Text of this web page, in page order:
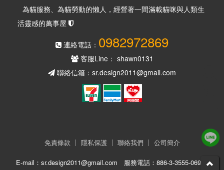
為貓服務、為貓勞動的懶人，經營著一間滿載貓咪與人類生
活靈感的萬事屋
連絡電話： 0982972869
客服Line： shawn0131
聯絡信箱：sr.design2011@gmail.com
免責條款 隱私保護 聯絡我們 公司簡介
E-mail：sr.design2011@gmail.com 服務電話：886-3-3555-069 ©